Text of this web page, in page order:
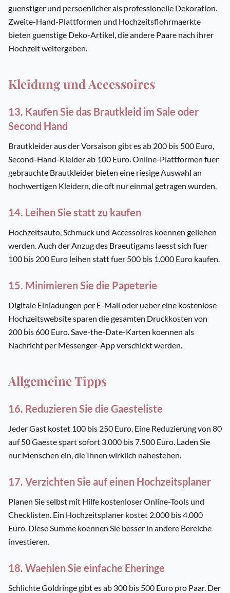
guenstiger und persoenlicher als professionelle Dekoration.
Zweite-Hand-Plattformen und Hochzeitsflohrmaerkte
bieten guenstige Deko-Artikel, die andere Paare nach ihrer
Hochzeit weitergeben.
Kleidung und Accessoires
13. Kaufen Sie das Brautkleid im Sale oder
Second Hand
Brautkleider aus der Vorsaison gibt es ab 200 bis 500 Euro,
Second-Hand-Kleider ab 100 Euro. Online-Plattformen fuer
gebrauchte Brautkleider bieten eine riesige Auswahl an
hochwertigen Kleidern, die oft nur einmal getragen wurden.
14. Leihen Sie statt zu kaufen
Hochzeitsauto, Schmuck und Accessoires koennen geliehen
werden. Auch der Anzug des Braeutigams laesst sich fuer
100 bis 200 Euro leihen statt fuer 500 bis 1.000 Euro kaufen.
15. Minimieren Sie die Papeterie
Digitale Einladungen per E-Mail oder ueber eine kostenlose
Hochzeitswebsite sparen die gesamten Druckkosten von
200 bis 600 Euro. Save-the-Date-Karten koennen als
Nachricht per Messenger-App verschickt werden.
Allgemeine Tipps
16. Reduzieren Sie die Gaesteliste
Jeder Gast kostet 100 bis 250 Euro. Eine Reduzierung von 80
auf 50 Gaeste spart sofort 3.000 bis 7.500 Euro. Laden Sie
nur Menschen ein, die Ihnen wirklich nahestehen.
17. Verzichten Sie auf einen Hochzeitsplaner
Planen Sie selbst mit Hilfe kostenloser Online-Tools und
Checklisten. Ein Hochzeitsplaner kostet 2.000 bis 4.000
Euro. Diese Summe koennen Sie besser in andere Bereiche
investieren.
18. Waehlen Sie einfache Eheringe
Schlichte Goldringe gibt es ab 300 bis 500 Euro pro Paar. Der